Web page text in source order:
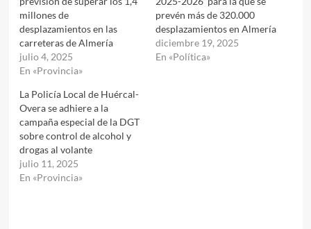
millones de
desplazamientos en las
carreteras de Almería
julio 4, 2025
En «Provincia»
prevén más de 320.000
desplazamientos en Almería
diciembre 19, 2025
En «Política»
La Policía Local de Huércal-
Overa se adhiere a la
campaña especial de la DGT
sobre control de alcohol y
drogas al volante
julio 11, 2025
En «Provincia»